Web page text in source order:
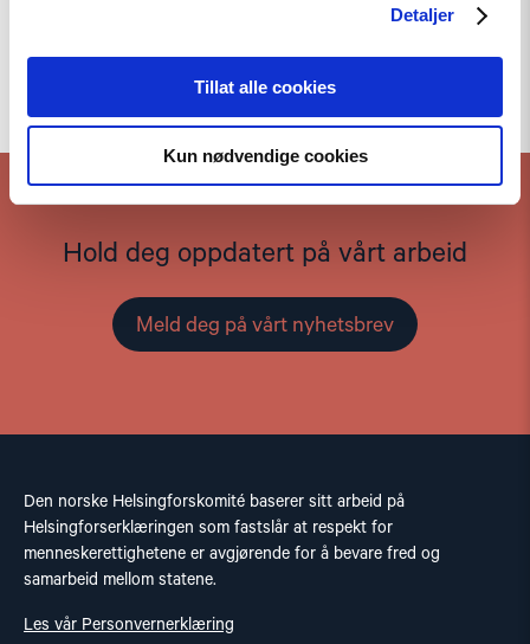
Detaljer
Tillat alle cookies
Kun nødvendige cookies
Til toppen
Hold deg oppdatert på vårt arbeid
Meld deg på vårt nyhetsbrev
Den norske Helsingforskomité baserer sitt arbeid på
Helsingforserklæringen som fastslår at respekt for
menneskerettighetene er avgjørende for å bevare fred og
samarbeid mellom statene.
Les vår Personvernerklæring